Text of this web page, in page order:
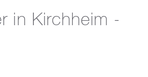
in Kirchheim -